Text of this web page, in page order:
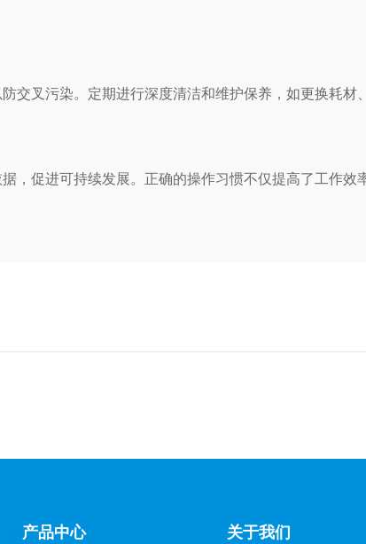
叉污染。定期进行深度清洁和维护保养，如更换耗材
促进可持续发展。正确的操作习惯不仅提高了工作效
产品中心 关于我们